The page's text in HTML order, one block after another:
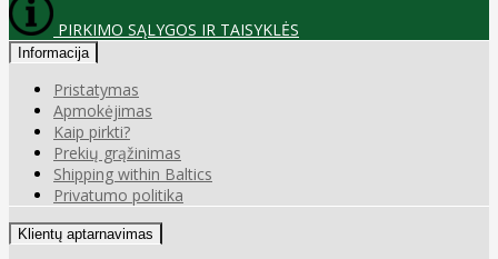
PIRKIMO SĄLYGOS IR TAISYKLĖS
Informacija
Pristatymas
Apmokėjimas
Kaip pirkti?
Prekių grąžinimas
Shipping within Baltics
Privatumo politika
Klientų aptarnavimas